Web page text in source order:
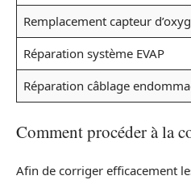
Remplacement capteur
Réparation système EVAP
Réparation câblage
Comment procéder à la
Afin de corriger efficacement